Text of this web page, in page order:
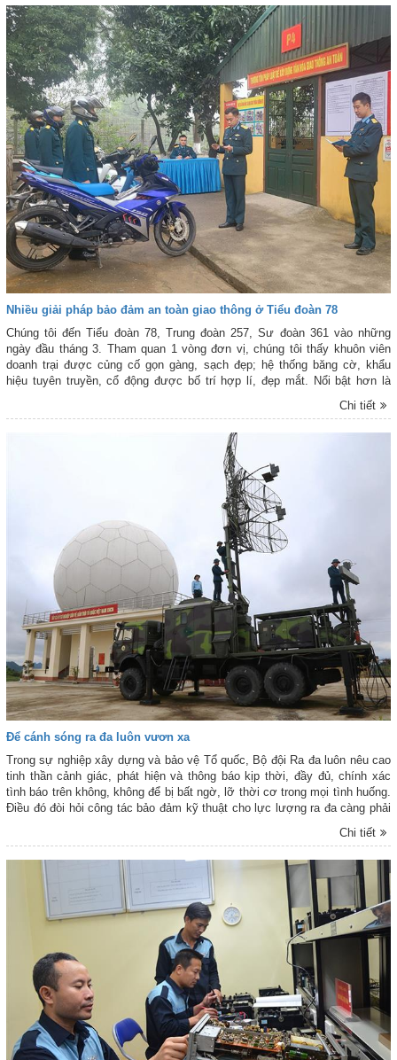
Nhiều giải pháp bảo đảm an toàn giao thông ở Tiểu đoàn 78
Chúng tôi đến Tiểu đoàn 78, Trung đoàn 257, Sư đoàn 361 vào những
ngày đầu tháng 3. Tham quan 1 vòng đơn vị, chúng tôi thấy khuôn viên
doanh trại được củng cố gọn gàng, sạch đẹp; hệ thống băng cờ, khẩu
hiệu tuyên truyền, cổ động được bố trí hợp lí, đẹp mắt. Nổi bật hơn là
những khẩu hiệu, hình ảnh tuyên truyền, biện pháp bảo đảm ATGT được
đơn vị đặt tại cổng ra vào và nhiều vị trí để bộ đội dễ quan sát trong doanh
Chi tiết
Để cánh sóng ra đa luôn vươn xa
Trong sự nghiệp xây dựng và bảo vệ Tổ quốc, Bộ đội Ra đa luôn nêu cao
tinh thần cảnh giác, phát hiện và thông báo kịp thời, đầy đủ, chính xác
tình báo trên không, không để bị bất ngờ, lỡ thời cơ trong mọi tình huống.
Điều đó đòi hỏi công tác bảo đảm kỹ thuật cho lực lượng ra đa càng phải
được coi trọng, để cánh sóng luôn vươn xa, quản lý chặt chẽ tình hình
trên không, hoàn thành nhiệm vụ bảo vệ Tổ quốc “từ sớm, từ xa”.
Chi tiết